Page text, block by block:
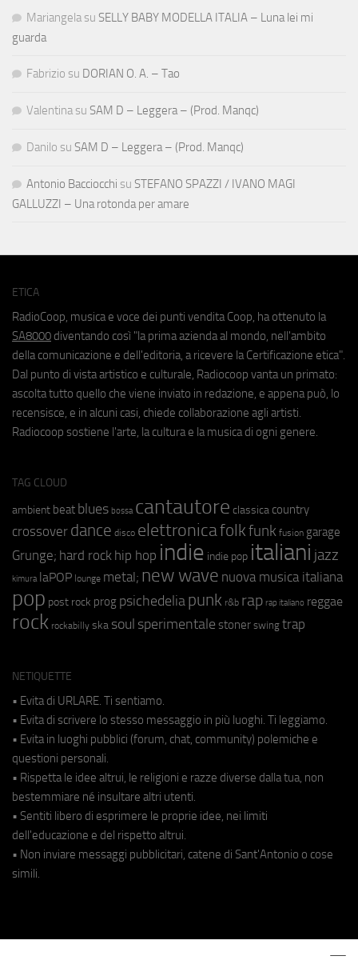
Mariangela su SELLY BABY MODELLA ITALIA – Luna lei mi
guarda
Fabrizio su DORIAN O. A. – Tao
Valentina su SAM D – Leggera – (Prod. Manqc)
Danilo su SAM D – Leggera – (Prod. Manqc)
Antonio Bacciocchi su STEFANO SPAZZI / IVANO MAGI
GALLUZZI – Una rotonda per amare
ETICA
RadioCoop, musica e voce dei punti vendita Coop, ha ottenuto la
SA8000 diventando così "la prima azienda al mondo, nell'ambito
della comunicazione e dell'editoria, a ricevere la Certificazione etica".
Dal punto di vista artistico e culturale, Radiocoop vanta un primato:
ascolta tutto quello che viene inviato in redazione, e appena può, lo
recensisce, e in alcuni casi, chiede collaborazione agli artisti.
Radiocoop sostiene l'arte, la cultura e la musica di ogni genere.
TAG CLOUD
ambient beat blues bossa cantautore classica country
crossover dance disco elettronicafolkfunk fusion garage
Grunge; hard rock hip hop indie indie pop italiani jazz
kimura laPOP lounge metal; new wave nuova musica italiana
pop post rock prog psichedeliapunk r&b rap rap italiano reggae
rock rockabilly ska soul sperimentale stoner swing trap
NETIQUETTE
• Evita di URLARE. Ti sentiamo.
• Evita di scrivere lo stesso messaggio in più luoghi. Ti leggiamo.
• Evita in luoghi pubblici (forum, chat, community) polemiche e
questioni personali.
• Rispetta le idee altrui, le religioni e razze diverse dalla tua, non
bestemmiare né insultare altri utenti.
• Sentiti libero di esprimere le proprie idee, nei limiti
dell'educazione e del rispetto altrui.
• Non inviare messaggi pubblicitari, catene di Sant'Antonio o cose
simili.